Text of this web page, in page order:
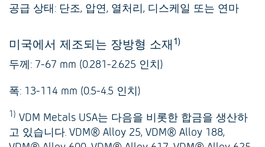
공급 상태: 단조, 압연, 열처리, 디스케일 또는 연마
미국에서 제조되는 장방형 소재 1)
두께: 7-67 mm (0.281-2.625 인치)
폭: 13-114 mm (0.5-4.5 인치)
1) VDM Metals USA는 다음을 비롯한 합금을 생산하
고 있습니다. VDM® Alloy 25, VDM® Alloy 188,